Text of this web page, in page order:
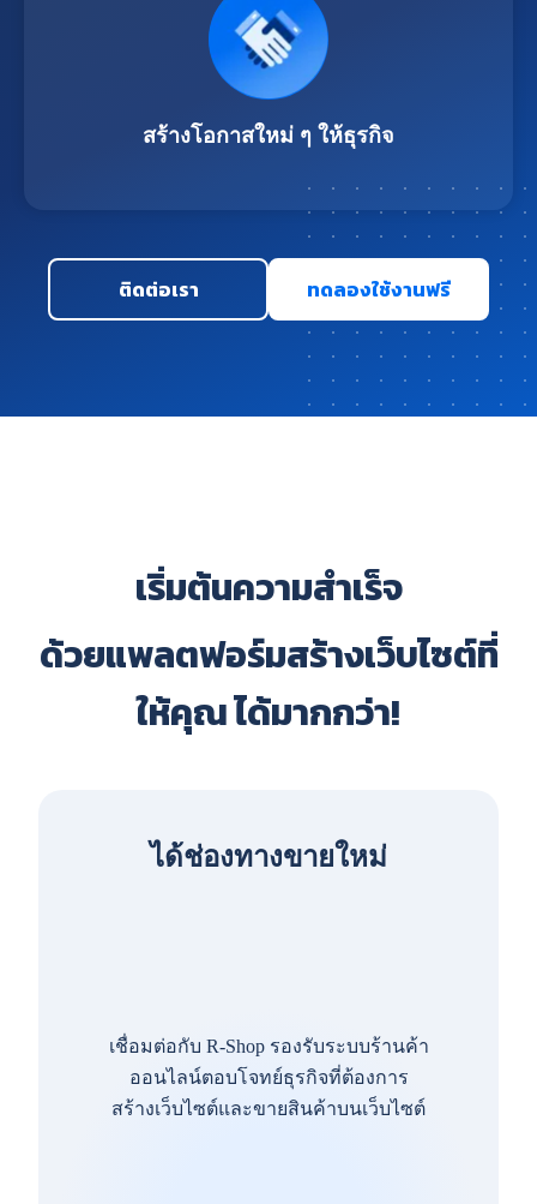
สร้างโอกาสใหม่ ๆ ให้ธุรกิจ
ติดต่อเรา ทดลองใช้งานฟรี
เริ่มต้นความสำเร็จ
ด้วยแพลตฟอร์มสร้างเว็บไซต์ที่
ให้คุณ ได้มากกว่า!
ได้ช่องทางขายใหม่
เชื่อมต่อกับ R-Shop รองรับระบบร้านค้า
ออนไลน์ตอบโจทย์ธุรกิจที่ต้องการ
สร้างเว็บไซต์และขายสินค้าบนเว็บไซต์